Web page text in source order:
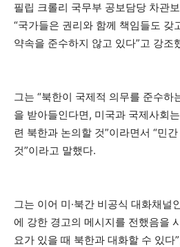
필립 크롤리 국무부 공보담당 차관
“국가들은 권리와 함께 책임들도 갖
약속을 준수하지 않고 있다”고 강조
그는 “북한이 국제적 의무를 준수하
을 받아들인다면, 미국과 국제사회
련 북한과 논의할 것”이라면서 “민
것”이라고 말했다.
그는 이어 미·북간 비공식 대화채널
에 강한 경고의 메시지를 전했음을
요가 있을 때 북한과 대화할 수 있다